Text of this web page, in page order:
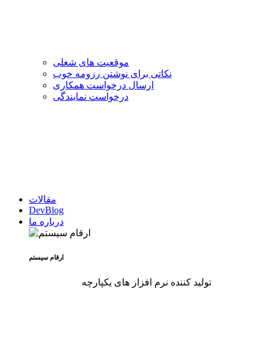
موقعیت های شغلی
نکاتی برای نوشتن رزومه خوب
ارسال درخواست همکاری
درخواست نمایندگی
مقالات
DevBlog
درباره ما
ارقام سیستم
تولید کننده نرم افزار های یکپارچه